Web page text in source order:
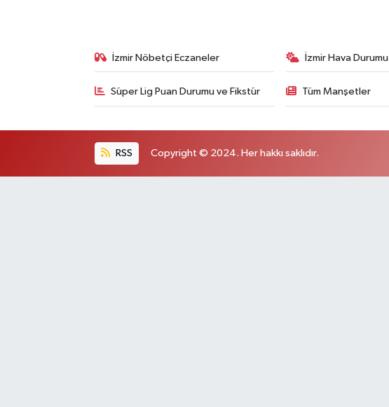
İzmir Nöbetçi Eczaneler İzmir Hava Durumu
Süper Lig Puan Durumu ve Fikstür Tüm Manşetler
RSS Copyright © 2024. Her hakkı saklıdır.